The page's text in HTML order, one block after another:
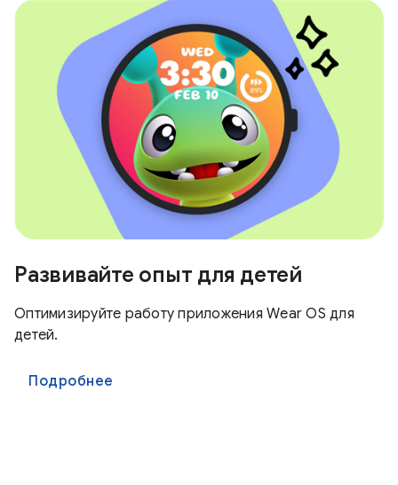
Развивайте опыт для детей
Оптимизируйте работу приложения Wear OS для
детей.
Подробнее